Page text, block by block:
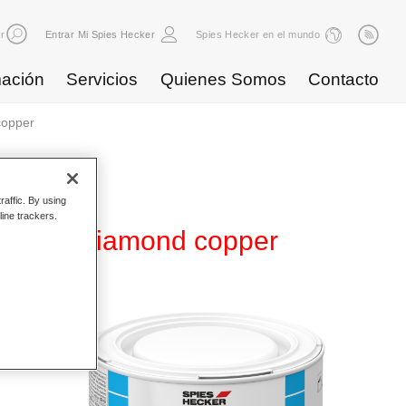
Entrar Mi Spies Hecker Spies Hecker en el mundo
Servicios Quienes Somos Contacto
884 diamond copper
By using
trackers.